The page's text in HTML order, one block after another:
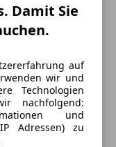
Damit Sie
auf
wir und
Technologien
nachfolgend:
und
Adressen) zu